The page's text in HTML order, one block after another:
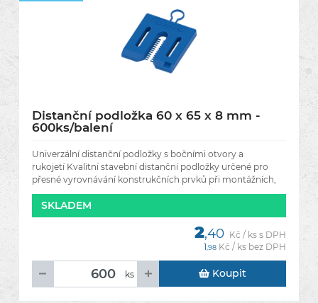
Distanční podložka 60 x 65 x 8 mm -
600ks/balení
Univerzální distanční podložky s bočními otvory a
rukojetí Kvalitní stavební distanční podložky určené pro
přesné vyrovnávání konstrukčních prvků při montážních,
SKLADEM
2,40 Kč / ks s DPH
1,98 Kč / ks bez DPH
ks Koupit